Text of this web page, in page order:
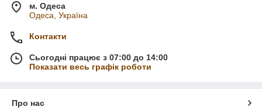
м. Одеса
Одеса, Україна
Контакти
Сьогодні працює з 07:00 до 14:00
Показати весь графік роботи
Про нас